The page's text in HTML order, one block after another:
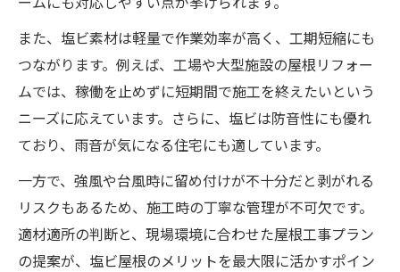
また、塩ビ素材は軽量で作業効率が高く、工期短縮にも
つながります。例えば、工場や大型施設の屋根リフォー
ムでは、稼働を止めずに短期間で施工を終えたいという
ニーズに応えています。さらに、塩ビは防音性にも優れ
ており、雨音が気になる住宅にも適しています。
一方で、強風や台風時に留め付けが不十分だと剥がれる
リスクもあるため、施工時の丁寧な管理が不可欠です。
適材適所の判断と、現場環境に合わせた屋根工事プラン
の提案が、塩ビ屋根のメリットを最大限に活かすポイン